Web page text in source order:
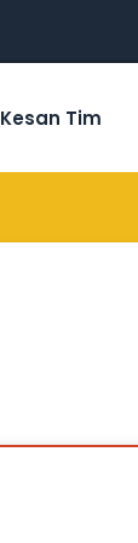
Kesan Tim